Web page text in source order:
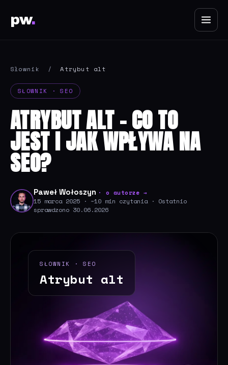
pw.
Słownik /Atrybut alt
SŁOWNIK · SEO
ATRYBUT ALT - CO TO
JEST I JAK WPŁYWA NA
SEO?
Paweł Wołoszyn · o autorze →
15 marca 2025 · ~10 min czytania · Ostatnio
sprawdzono 30.06.2026
SŁOWNIK · SEO
Atrybut alt